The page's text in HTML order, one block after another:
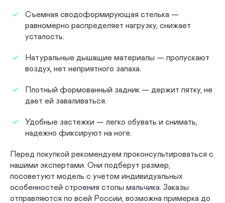
Съемная сводоформирующая стелька —
равномерно распределяет нагрузку, снижает
усталость.
Натуральные дышащие материалы — пропускают
воздух, нет неприятного запаха.
Плотный формованный задник — держит пятку, не
дает ей заваливаться.
Удобные застежки — легко обувать и снимать,
надежно фиксируют на ноге.
Перед покупкой рекомендуем проконсультироваться с
нашими экспертами. Они подберут размер,
посоветуют модель с учетом индивидуальных
особенностей строения стопы мальчика. Заказы
отправляются по всей России, возможна примерка до